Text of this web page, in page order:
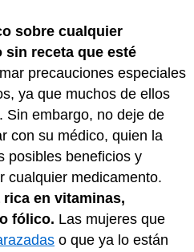
sobre cualquier
sin receta que esté
precauciones especiales
ya que muchos de ellos
Sin embargo, no deje de
con su médico, quien la
posibles beneficios y
cualquier medicamento.
en vitaminas,
fólico. Las mujeres que
o que ya lo están